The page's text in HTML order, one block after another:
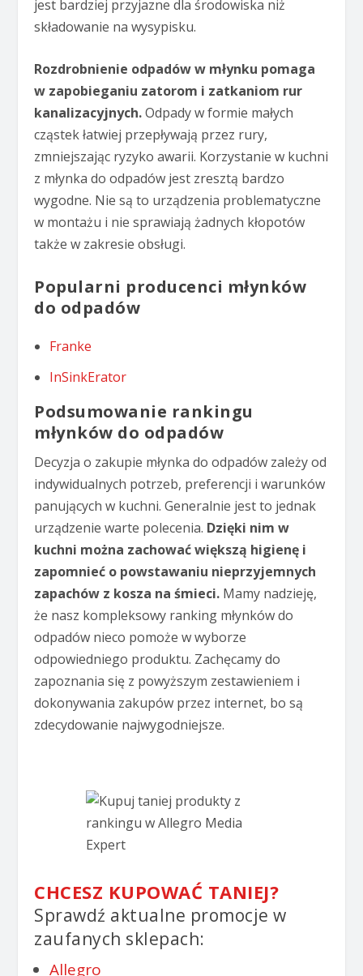
jest bardziej przyjazne dla środowiska niż
składowanie na wysypisku.
Rozdrobnienie odpadów w młynku pomaga
w zapobieganiu zatorom i zatkaniom rur
kanalizacyjnych.Odpady w formie małych
cząstek łatwiej przepływają przez rury,
zmniejszając ryzyko awarii. Korzystanie w kuchni
z młynka do odpadów jest zresztą bardzo
wygodne. Nie są to urządzenia problematyczne
w montażu i nie sprawiają żadnych kłopotów
także w zakresie obsługi.
Popularni producenci młynków
do odpadów
Franke
InSinkErator
Podsumowanie rankingu
młynków do odpadów
Decyzja o zakupie młynka do odpadów zależy od
indywidualnych potrzeb, preferencji i warunków
panujących w kuchni. Generalnie jest to jednak
urządzenie warte polecenia. Dzięki nim w
kuchni można zachować większą higienę i
zapomnieć o powstawaniu nieprzyjemnych
zapachów z kosza na śmieci. Mamy nadzieję,
że nasz kompleksowy ranking młynków do
odpadów nieco pomoże w wyborze
odpowiedniego produktu. Zachęcamy do
zapoznania się z powyższym zestawieniem i
dokonywania zakupów przez internet, bo są
zdecydowanie najwygodniejsze.
CHCESZ KUPOWAĆ TANIEJ?
Sprawdź aktualne promocje w
zaufanych sklepach:
Allegro